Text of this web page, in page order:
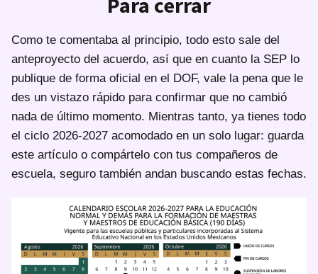
Como te comentaba al principio, todo esto sale del
anteproyecto del acuerdo, así que en cuanto la SEP lo
publique de forma oficial en el DOF, vale la pena que le
des un vistazo rápido para confirmar que no cambió
nada de último momento. Mientras tanto, ya tienes todo
el ciclo 2026-2027 acomodado en un solo lugar: guarda
este artículo o compártelo con tus compañeros de
escuela, seguro también andan buscando estas fechas.